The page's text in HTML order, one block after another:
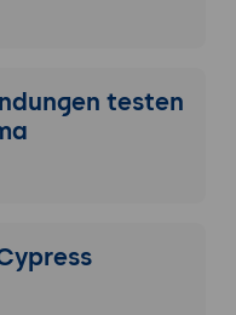
testen